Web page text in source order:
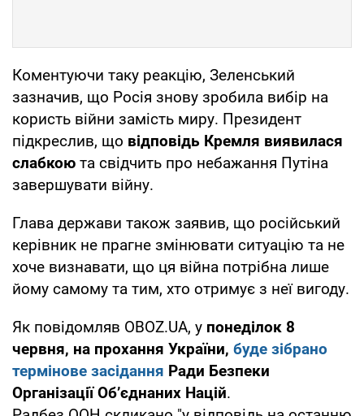
Коментуючи таку реакцію, Зеленський
зазначив, що Росія знову зробила вибір на
користь війни замість миру. Президент
підкреслив, що відповідь Кремля виявилася
слабкою та свідчить про небажання Путіна
завершувати війну.
Глава держави також заявив, що російський
керівник не прагне змінювати ситуацію та не
хоче визнавати, що ця війна потрібна лише
йому самому та тим, хто отримує з неї вигоду.
Як повідомляв OBOZ.UA, у понеділок 8
червня, на прохання України, буде зібрано
термінове засідання Ради Безпеки
Організації Об’єднаних Націй.